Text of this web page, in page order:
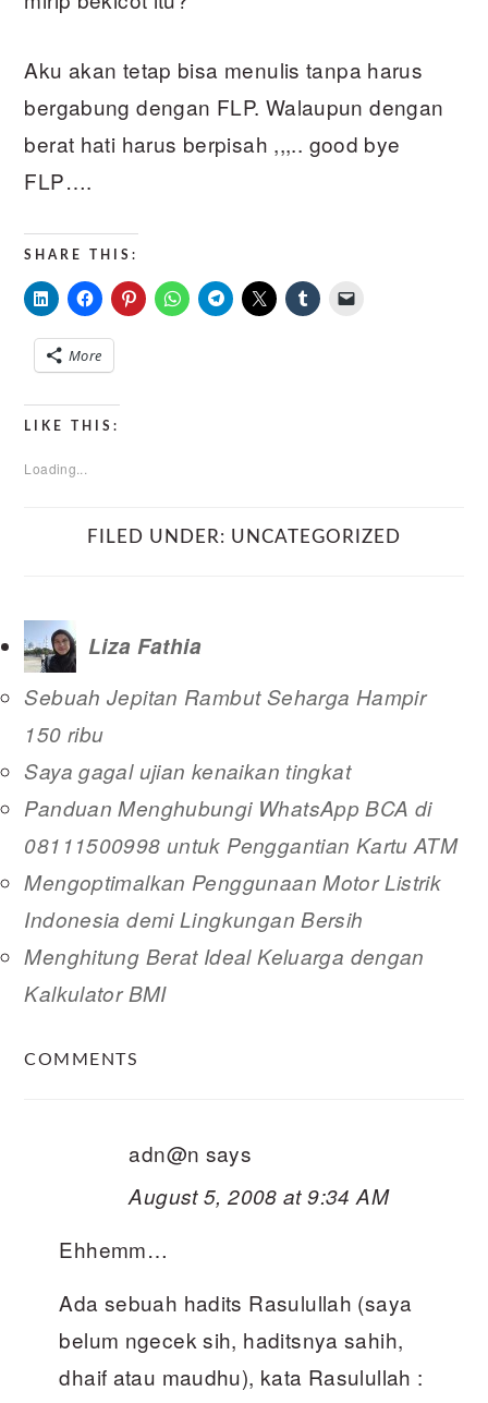
Aku akan tetap bisa menulis tanpa harus
bergabung dengan FLP. Walaupun dengan
berat hati harus berpisah ,,,.. good bye
FLP….
SHARE THIS:
More
LIKE THIS:
Loading...
FILED UNDER: UNCATEGORIZED
Liza Fathia
Sebuah Jepitan Rambut Seharga Hampir
150 ribu
Saya gagal ujian kenaikan tingkat
Panduan Menghubungi WhatsApp BCA di
08111500998 untuk Penggantian Kartu ATM
Mengoptimalkan Penggunaan Motor Listrik
Indonesia demi Lingkungan Bersih
Menghitung Berat Ideal Keluarga dengan
Kalkulator BMI
COMMENTS
adn@n says
August 5, 2008 at 9:34 AM
Ehhemm…
Ada sebuah hadits Rasulullah (saya
belum ngecek sih, haditsnya sahih,
dhaif atau maudhu), kata Rasulullah :